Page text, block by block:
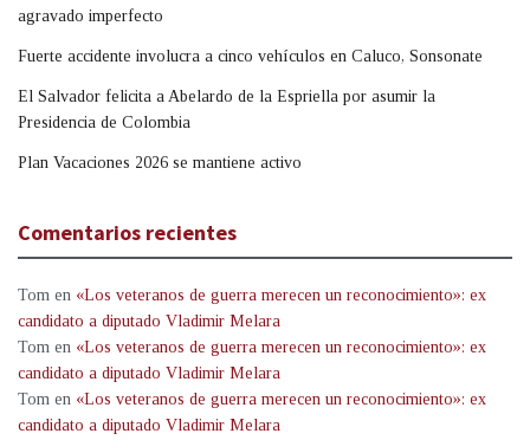
agravado imperfecto
Fuerte accidente involucra a cinco vehículos en Caluco, Sonsonate
El Salvador felicita a Abelardo de la Espriella por asumir la
Presidencia de Colombia
Plan Vacaciones 2026 se mantiene activo
Comentarios recientes
Tom en «Los veteranos de guerra merecen un reconocimiento»: ex
candidato a diputado Vladimir Melara
Tom en «Los veteranos de guerra merecen un reconocimiento»: ex
candidato a diputado Vladimir Melara
Tom en «Los veteranos de guerra merecen un reconocimiento»: ex
candidato a diputado Vladimir Melara